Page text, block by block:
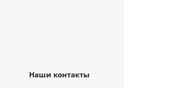
Наши контакты